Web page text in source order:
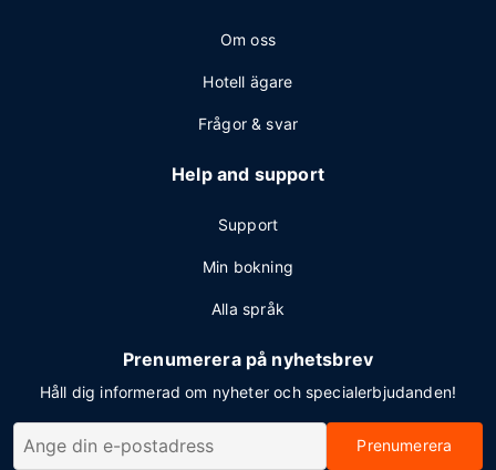
Om oss
Hotell ägare
Frågor & svar
Help and support
Support
Min bokning
Alla språk
Prenumerera på nyhetsbrev
Håll dig informerad om nyheter och specialerbjudanden!
Prenumerera